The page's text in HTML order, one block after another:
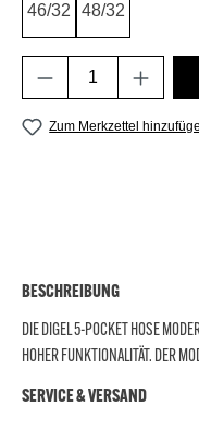
46/32 48/32
Produkt
Zum Merkzettel
BESCHREIBUNG
DIE DIGEL 5-POCKET HOSE
HOHER FUNKTIONALITÄT. DER
SERVICE & VERSAND